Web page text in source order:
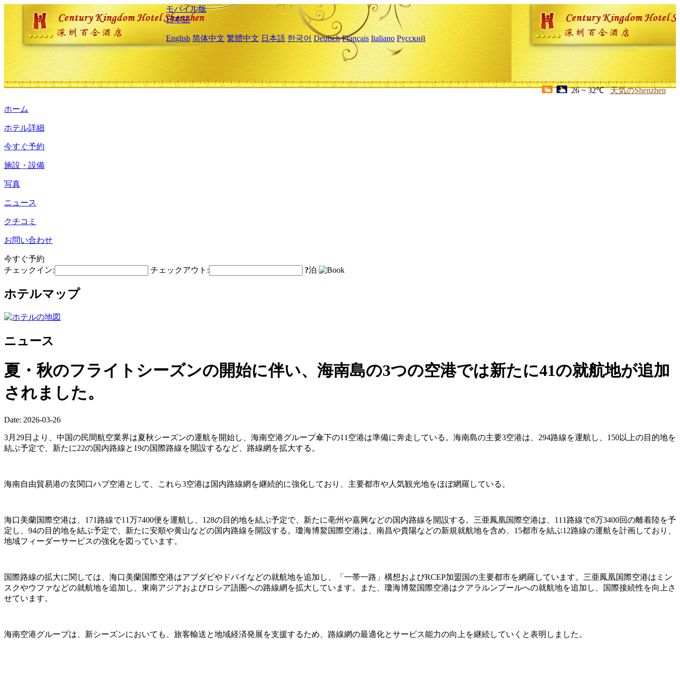
モバイル版
日本語
English 简体中文 繁體中文 日本語 한국어 Deutsch Français Italiano Русский
26 ~ 32℃ 天気のShenzhen
ホーム
ホテル詳細
今すぐ予約
施設・設備
写真
ニュース
クチコミ
お問い合わせ
今すぐ予約
チェックイン:
チェックアウト: ?泊
ホテルマップ
ニュース
夏・秋のフライトシーズンの開始に伴い、海南島の3つの空港では新たに41の就航地が追加
されました。
Date: 2026-03-26
3月29日より、中国の民間航空業界は夏秋シーズンの運航を開始し、海南空港グループ傘下の11空港は準備に奔走している。海南島の主要3空港は、294路線を運航し、150以上の目的地を
結ぶ予定で、新たに22の国内路線と19の国際路線を開設するなど、路線網を拡大する。
海南自由貿易港の玄関口ハブ空港として、これら3空港は国内路線網を継続的に強化しており、主要都市や人気観光地をほぼ網羅している。
海口美蘭国際空港は、171路線で11万7400便を運航し、128の目的地を結ぶ予定で、新たに亳州や嘉興などの国内路線を開設する。三亜鳳凰国際空港は、111路線で8万3400回の離着陸を予
定し、94の目的地を結ぶ予定で、新たに安順や黄山などの国内路線を開設する。瓊海博鰲国際空港は、南昌や貴陽などの新規就航地を含め、15都市を結ぶ12路線の運航を計画しており、
地域フィーダーサービスの強化を図っています。
国際路線の拡大に関しては、海口美蘭国際空港はアブダビやドバイなどの就航地を追加し、「一帯一路」構想およびRCEP加盟国の主要都市を網羅しています。三亜鳳凰国際空港はミン
スクやウファなどの就航地を追加し、東南アジアおよびロシア語圏への路線網を拡大しています。また、瓊海博鰲国際空港はクアラルンプールへの就航地を追加し、国際接続性を向上さ
せています。
海南空港グループは、新シーズンにおいても、旅客輸送と地域経済発展を支援するため、路線網の最適化とサービス能力の向上を継続していくと表明しました。